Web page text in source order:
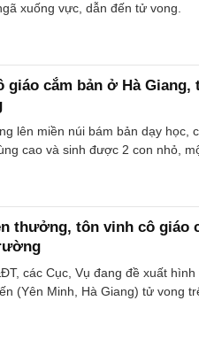
xuống vực, dẫn đến tử vong.
giáo cắm bản ở Hà
lên miền núi bám bản dạy học,
cao và sinh được 2 con nhỏ,
thưởng, tôn vinh cô giáo
các Cục, Vụ đang đề xuất
(Yên Minh, Hà Giang) tử vong